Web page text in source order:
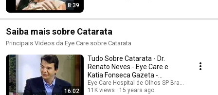
8:39
Saiba mais sobre Catarata
Principais Videos da Eye Care sobre Catarata
16:02
Tudo Sobre Catarata - Dr.
Renato Neves - Eye Care e
Katia Fonseca Gazeta -
Programa Mulheres 1/2011
Eye Care Hospital de Olhos SP Brasil
11K views
15 years ago